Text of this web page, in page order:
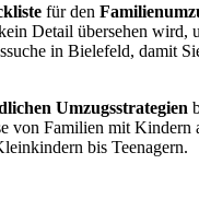
für den
Detail übersehen wird,
in Bielefeld, damit
Umzugsstrategien
von Familien mit Kindern
bis Teenagern.